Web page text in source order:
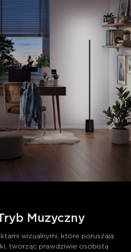
Muzyczny
wizualnymi, które poruszają
tworząc prawdziwie osobistą